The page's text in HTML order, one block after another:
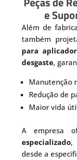
e
Além de
também
para
desgaste,
Manutenção
Redução de
Maior vida
A empresa
especializado,
desde a